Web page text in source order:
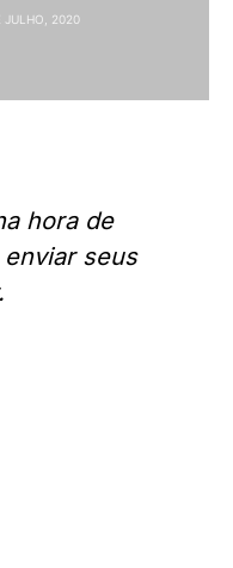
JULHO, 2020
hora de
seus